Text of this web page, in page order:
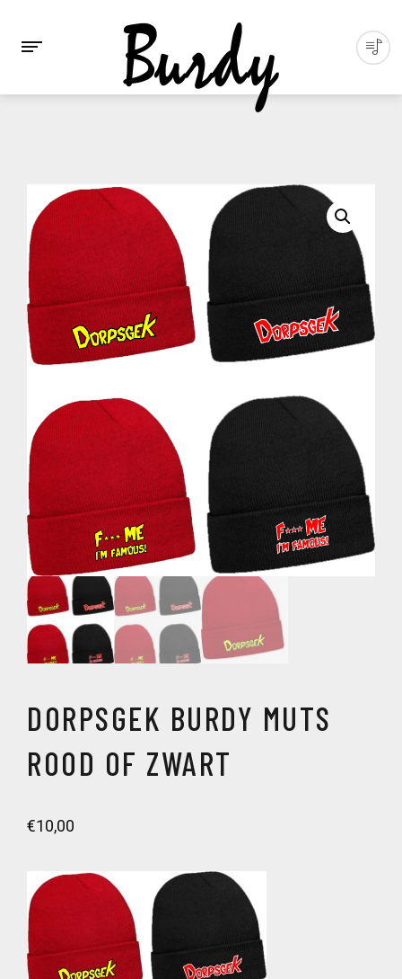
DORPSGEK BURDY MUTS
ROOD OF ZWART
€10,00